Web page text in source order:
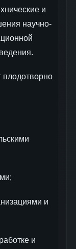
и
научно-
плодотворно
и
и